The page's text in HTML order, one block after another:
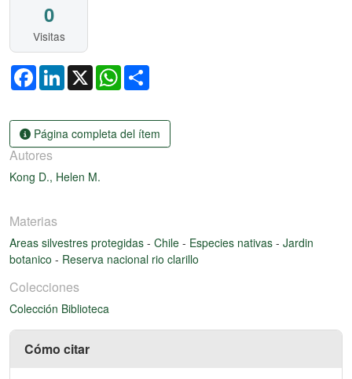
0
Visitas
FacebookLinkedIn
X WhatsApp
Página completa del ítem
Autores
Kong D., Helen M.
Materias
Areas silvestres protegidas - Chile - Especies nativas - Jardin
botanico - Reserva nacional rio clarillo
Colecciones
Colección Biblioteca
Cómo citar